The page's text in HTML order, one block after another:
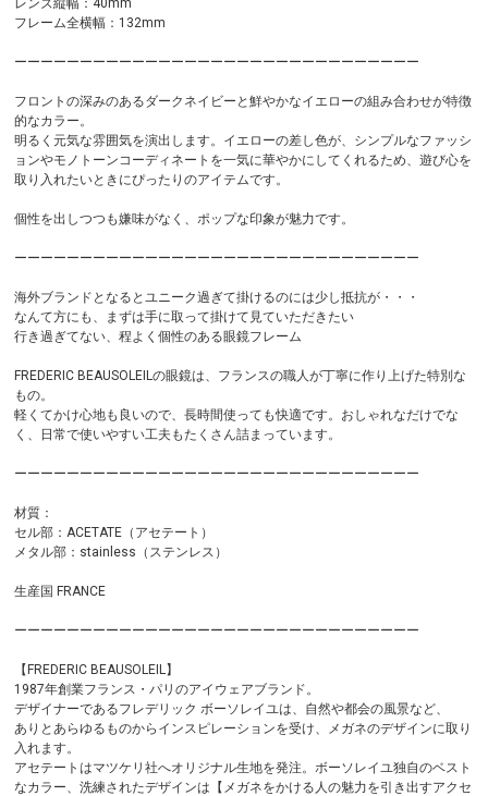
フレーム全横幅：132mm
ーーーーーーーーーーーーーーーーーーーーーーーーーーーーーーー
フロントの深みのあるダークネイビーと鮮やかなイエローの組み合わせが特徴
的なカラー。
明るく元気な雰囲気を演出します。イエローの差し色が、シンプルなファッシ
ョンやモノトーンコーディネートを一気に華やかにしてくれるため、遊び心を
取り入れたいときにぴったりのアイテムです。
個性を出しつつも嫌味がなく、ポップな印象が魅力です。
ーーーーーーーーーーーーーーーーーーーーーーーーーーーーーーー
海外ブランドとなるとユニーク過ぎて掛けるのには少し抵抗が・・・
なんて方にも、まずは手に取って掛けて見ていただきたい
行き過ぎてない、程よく個性のある眼鏡フレーム
FREDERIC BEAUSOLEILの眼鏡は、フランスの職人が丁寧に作り上げた特別な
もの。
軽くてかけ心地も良いので、長時間使っても快適です。おしゃれなだけでな
く、日常で使いやすい工夫もたくさん詰まっています。
ーーーーーーーーーーーーーーーーーーーーーーーーーーーーーーー
材質：
セル部：ACETATE（アセテート）
メタル部：stainless（ステンレス）
生産国 FRANCE
ーーーーーーーーーーーーーーーーーーーーーーーーーーーーーーー
【FREDERIC BEAUSOLEIL】
1987年創業フランス・パリのアイウェアブランド。
デザイナーであるフレデリック ボーソレイユは、自然や都会の風景など、
ありとあらゆるものからインスピレーションを受け、メガネのデザインに取り
入れます。
アセテートはマツケリ社へオリジナル生地を発注。ボーソレイユ独自のベスト
なカラー、洗練されたデザインは【メガネをかける人の魅力を引き出すアクセ